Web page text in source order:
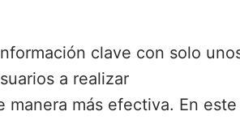
clave con solo
a realizar
más efectiva. En este